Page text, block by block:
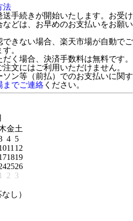
法
手続きが開始いたします。お受け
どは、お早めのお支払いをお願い
できない場合、楽天市場が自動でご
。
く場合、決済手数料は無料です。
文にはご利用いただけません。
ン等（前払）でのお支払いに関す
までご連絡 ください。
金土
4 5
11 12
1819
2526
1 2 3
し）